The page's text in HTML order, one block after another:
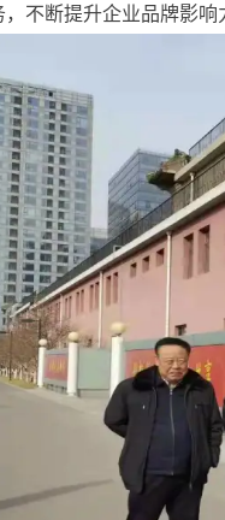
不断提升企业品牌影